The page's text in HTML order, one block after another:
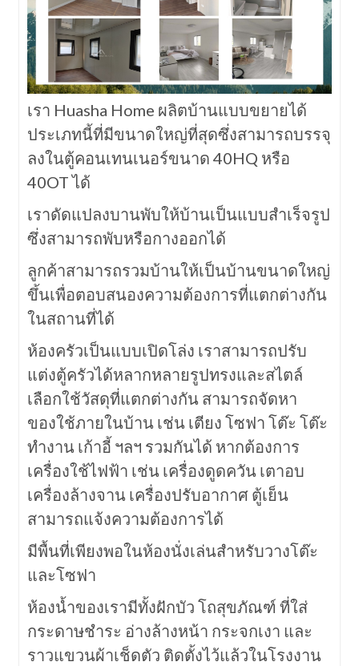
เรา Huasha Home ผลิตบ้านแบบขยายได้
ประเภทนี้ที่มีขนาดใหญ่ที่สุดซึ่งสามารถบรรจุ
ลงในตู้คอนเทนเนอร์ขนาด 40HQ หรือ
40OT ได้
เราดัดแปลงบานพับให้บ้านเป็นแบบสำเร็จรูป
ซึ่งสามารถพับหรือกางออกได้
ลูกค้าสามารถรวมบ้านให้เป็นบ้านขนาดใหญ่
ขึ้นเพื่อตอบสนองความต้องการที่แตกต่างกัน
ในสถานที่ได้
ห้องครัวเป็นแบบเปิดโล่ง เราสามารถปรับ
แต่งตู้ครัวได้หลากหลายรูปทรงและสไตล์
เลือกใช้วัสดุที่แตกต่างกัน สามารถจัดหา
ของใช้ภายในบ้าน เช่น เตียง โซฟา โต๊ะ โต๊ะ
ทำงาน เก้าอี้ ฯลฯ รวมกันได้ หากต้องการ
เครื่องใช้ไฟฟ้า เช่น เครื่องดูดควัน เตาอบ
เครื่องล้างจาน เครื่องปรับอากาศ ตู้เย็น
สามารถแจ้งความต้องการได้
มีพื้นที่เพียงพอในห้องนั่งเล่นสำหรับวางโต๊ะ
และโซฟา
ห้องน้ำของเรามีทั้งฝักบัว โถสุขภัณฑ์ ที่ใส่
กระดาษชำระ อ่างล้างหน้า กระจกเงา และ
ราวแขวนผ้าเช็ดตัว ติดตั้งไว้แล้วในโรงงาน